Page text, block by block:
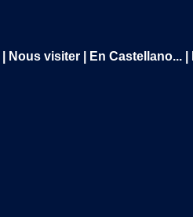
Nous visiter En Castellano...